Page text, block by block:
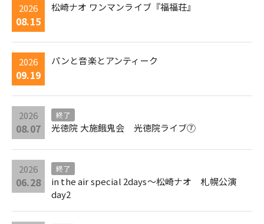
2026
08.15
松崎ナオ ワンマンライブ『福福荘』
2026
09.19
パンと音楽とアンティーク
2026
08.07
終了
光徳院 大施餓鬼会 光徳院ライブ⑦
2026
06.28
終了
in the air special 2days～松崎ナオ 札幌公演
day2